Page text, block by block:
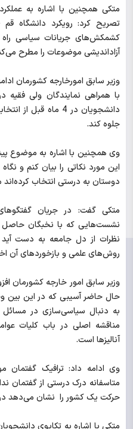
متکی همچنین با اشاره به
تصریح کرد: رویکرد دانشگاه قم
کشمکش‌های جریانات سیاسی راه
آزاداندیشی موضوعات را مطرح
وزیر سابق امورخارجه کشورمان
با همراهی نمایندگان ولی فقیه
دانشجویان در 4 ماه
جلوه کند.
وی همچنین با اشاره به موضوع
این مورد نکاتی را بیان کنم و
دوستان به درستی انتخاب
متکی گفت:‌ در جریان
نشست‌هایی که با نخبگان حاصل
نظرات از دل جامعه به دست
روش‌های علمی و بازخوردهای آن
وزیر سابق امور خارجه کشورمان
حال حاضر آسیبی که در این بین
به دنبال سیاسی‌سازی در
مناقشه اصلی در باب کلیات
آنالیز‌ها است.
وی ادامه داد: ترافیک
متاسفانه درک درستی از گفتمان
حرکت یک کشور را نشان می‌دهد
متکی با اشاره به تکاپوی